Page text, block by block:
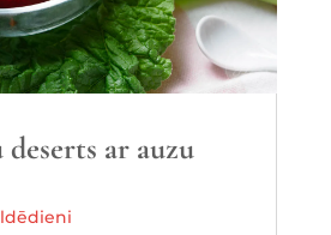
ar auzu